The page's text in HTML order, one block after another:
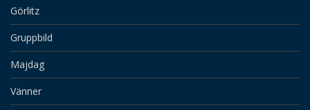
Görlitz
Gruppbild
Majdag
Vänner